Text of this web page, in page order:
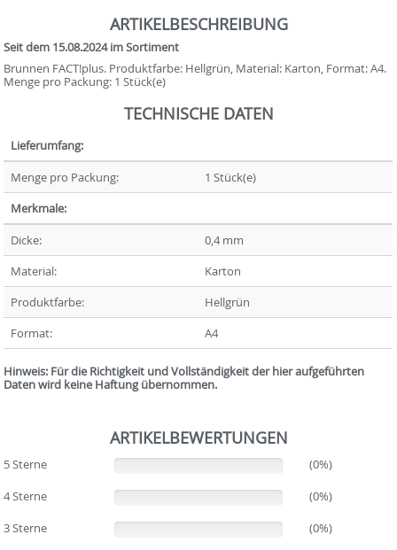
ARTIKELBESCHREIBUNG
Seit dem 15.08.2024 im Sortiment
Brunnen FACT!plus. Produktfarbe: Hellgrün, Material: Karton, Format: A4.
Menge pro Packung: 1 Stück(e)
TECHNISCHE DATEN
Lieferumfang:
Menge pro Packung:
1 Stück(e)
Merkmale:
Dicke:
0,4 mm
Material:
Karton
Produktfarbe:
Hellgrün
Format:
A4
Hinweis: Für die Richtigkeit und Vollständigkeit der hier aufgeführten
Daten wird keine Haftung übernommen.
ARTIKELBEWERTUNGEN
5 Sterne
(0%)
4 Sterne
(0%)
3 Sterne
(0%)